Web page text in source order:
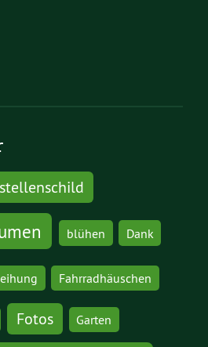
blühen Dank
Fahrradhäuschen
Fotos Garten